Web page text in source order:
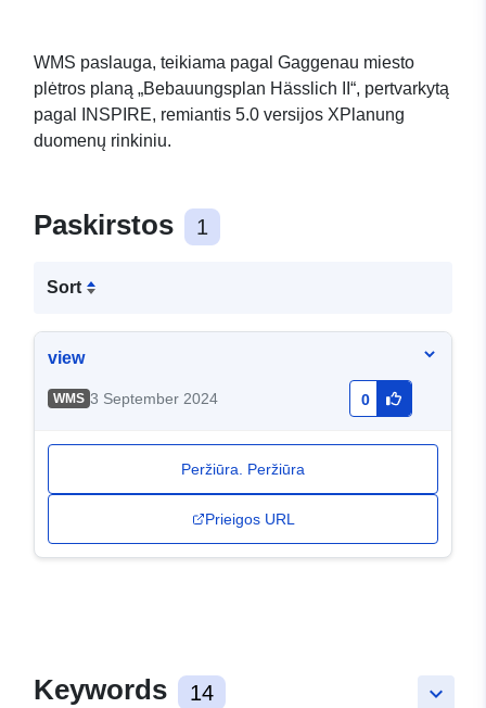
WMS paslauga, teikiama pagal Gaggenau miesto
plėtros planą „Bebauungsplan Hässlich II“, pertvarkytą
pagal INSPIRE, remiantis 5.0 versijos XPlanung
duomenų rinkiniu.
Paskirstos 1
Sort
view
WMS 3 September 2024 0
Peržiūra. Peržiūra
Prieigos URL
keyboard_arrow_down
Keywords 14